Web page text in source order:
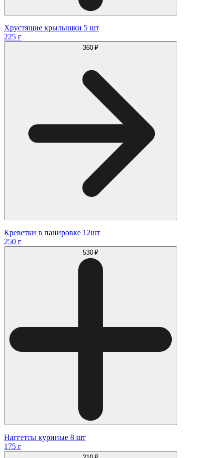
Хрустящие крылышки 5 шт
225 г
360 ₽
Креветки в панировке 12шт
250 г
530 ₽
Наггетсы куриные 8 шт
175 г